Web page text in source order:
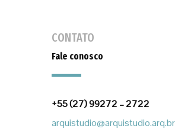
CONTATO
Fale conosco
+55 (27) 99272 – 2722
arquistudio@arquistudio.arq.br